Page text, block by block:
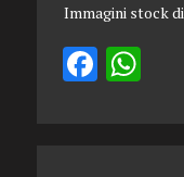
Immagini stock di